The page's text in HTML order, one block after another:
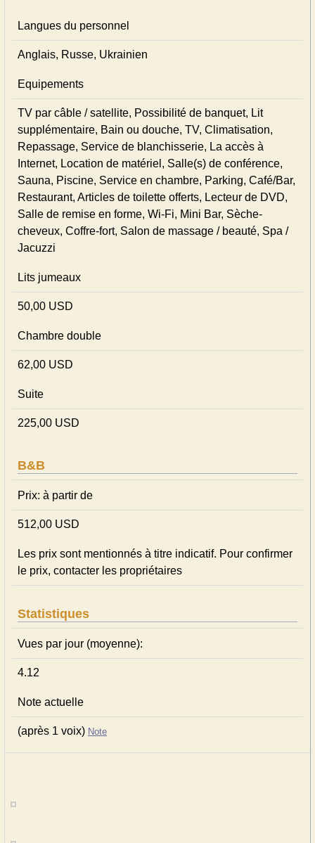
Langues du personnel
Anglais, Russe, Ukrainien
Equipements
TV par câble / satellite, Possibilité de banquet, Lit
supplémentaire, Bain ou douche, TV, Climatisation,
Repassage, Service de blanchisserie, La accès à
Internet, Location de matériel, Salle(s) de conférence,
Sauna, Piscine, Service en chambre, Parking, Café/Bar,
Restaurant, Articles de toilette offerts, Lecteur de DVD,
Salle de remise en forme, Wi-Fi, Mini Bar, Sèche-
cheveux, Coffre-fort, Salon de massage / beauté, Spa /
Jacuzzi
Lits jumeaux
50,00 USD
Chambre double
62,00 USD
Suite
225,00 USD
B&B
Prix: à partir de
512,00 USD
Les prix sont mentionnés à titre indicatif. Pour confirmer
le prix, contacter les propriétaires
Statistiques
Vues par jour (moyenne):
4.12
Note actuelle
(après 1 voix) Note